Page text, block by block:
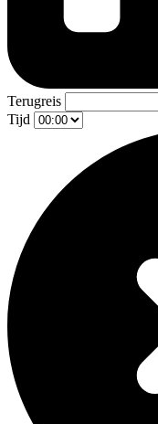
Terugreis
Tijd